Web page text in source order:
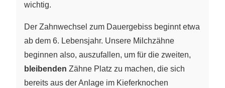
wichtig.
Der Zahnwechsel zum Dauergebiss beginnt etwa
ab dem 6. Lebensjahr. Unsere Milchzähne
beginnen also, auszufallen, um für die zweiten,
bleibenden Zähne Platz zu machen, die sich
bereits aus der Anlage im Kieferknochen